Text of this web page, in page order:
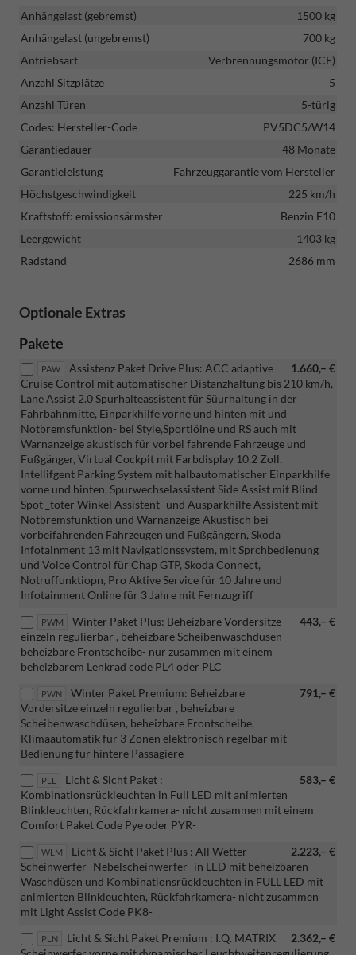
Anhängelast (gebremst)
1500 kg
Anhängelast (ungebremst)
700 kg
Antriebsart
Verbrennungsmotor (ICE)
Anzahl Sitzplätze
5
Anzahl Türen
5-türig
Codes: Hersteller-Code
PV5DC5/W14
Garantiedauer
48 Monate
Garantieleistung
Fahrzeuggarantie vom Hersteller
Höchstgeschwindigkeit
225 km/h
Kraftstoff: emissionsärmster
Benzin E10
Leergewicht
1403 kg
Radstand
2686 mm
Optionale Extras
Pakete
PAW 1.660,– €
Assistenz Paket Drive Plus: ACC adaptive
Cruise Control mit automatischer Distanzhaltung bis 210 km/h,
Lane Assist 2.0 Spurhalteassistent für Süurhaltung in der
Fahrbahnmitte, Einparkhilfe vorne und hinten mit und
Notbremsfunktion- bei Style,Sportlöine und RS auch mit
Warnanzeige akustisch für vorbei fahrende Fahrzeuge und
Fußgänger, Virtual Cockpit mit Farbdisplay 10.2 Zoll,
Intellifgent Parking System mit halbautomatischer Einparkhilfe
vorne und hinten, Spurwechselassistent Side Assist mit Blind
Spot _toter Winkel Assistent- und Ausparkhilfe Assistent mit
Notbremsfunktion und Warnanzeige Akustisch bei
vorbeifahrenden Fahrzeugen und Fußgängern, Skoda
Infotainment 13 mit Navigationssystem, mit Sprchbedienung
und Voice Control für Chap GTP, Skoda Connect,
Notruffunktiopn, Pro Aktive Service für 10 Jahre und
Infotainment Online für 3 Jahre mit Fernzugriff
PWM 443,– €
Winter Paket Plus: Beheizbare Vordersitze
einzeln regulierbar , beheizbare Scheibenwaschdüsen-
beheizbare Frontscheibe- nur zusammen mit einem
beheizbarem Lenkrad code PL4 oder PLC
PWN 791,– €
Winter Paket Premium: Beheizbare
Vordersitze einzeln regulierbar , beheizbare
Scheibenwaschdüsen, beheizbare Frontscheibe,
Klimaautomatik für 3 Zonen elektronisch regelbar mit
Bedienung für hintere Passagiere
PLL 583,– €
Licht & Sicht Paket :
Kombinationsrückleuchten in Full LED mit animierten
Blinkleuchten, Rückfahrkamera- nicht zusammen mit einem
Comfort Paket Code Pye oder PYR-
WLM 2.223,– €
Licht & Sicht Paket Plus : All Wetter
Scheinwerfer -Nebelscheinwerfer- in LED mit beheizbaren
Waschdüsen und Kombinationsrückleuchten in FULL LED mit
animierten Blinkleuchten, Rückfahrkamera- nicht zusammen
mit Light Assist Code PK8-
PLN 2.362,– €
Licht & Sicht Paket Premium : I.Q. MATRIX